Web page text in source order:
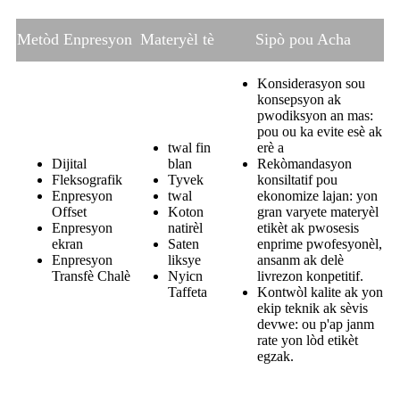
Metòd Enpresyon Materyèl tè Sipò pou Acha
Dijital
Fleksografik
Enpresyon
Offset
Enpresyon
ekran
Enpresyon
Transfè Chalè
twal fin
blan
Tyvek
twal
Koton
natirèl
Saten
liksye
Nyicn
Taffeta
Konsiderasyon sou
konsepsyon ak
pwodiksyon an mas:
pou ou ka evite esè ak
erè a
Rekòmandasyon
konsiltatif pou
ekonomize lajan: yon
gran varyete materyèl
etikèt ak pwosesis
enprime pwofesyonèl,
ansanm ak delè
livrezon konpetitif.
Kontwòl kalite ak yon
ekip teknik ak sèvis
devwe: ou p'ap janm
rate yon lòd etikèt
egzak.